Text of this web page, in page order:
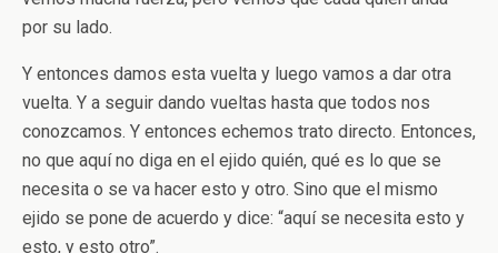
por su lado.
Y entonces damos esta vuelta y luego vamos a dar otra
vuelta. Y a seguir dando vueltas hasta que todos nos
conozcamos. Y entonces echemos trato directo. Entonces,
no que aquí no diga en el ejido quién, qué es lo que se
necesita o se va hacer esto y otro. Sino que el mismo
ejido se pone de acuerdo y dice: “aquí se necesita esto y
esto, y esto otro”.